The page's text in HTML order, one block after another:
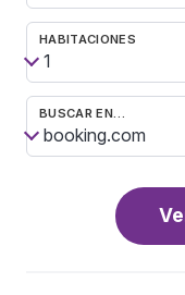
HABITACIONES
BUSCAR EN…